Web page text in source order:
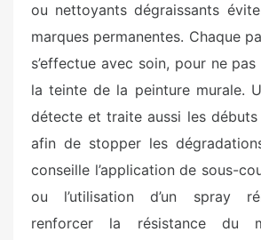
ou nettoyants dégraissants
marques permanentes. Chaque
s’effectue avec soin, pour ne
la teinte de la peinture murale.
détecte et traite aussi les débuts
afin de stopper les
conseille l’application de sous-
ou l’utilisation d’un spray
renforcer la résistance du